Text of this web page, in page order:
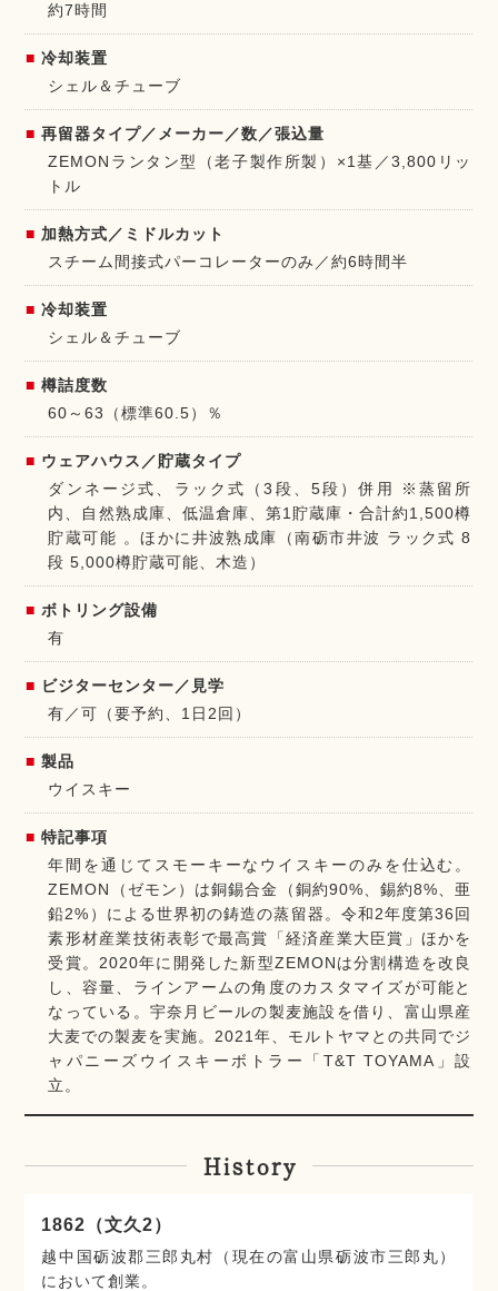
約7時間
冷却装置
シェル＆チューブ
再留器タイプ／メーカー／数／張込量
ZEMONランタン型（老子製作所製）×1基／3,800リッ
トル
加熱方式／ミドルカット
スチーム間接式パーコレーターのみ／約6時間半
冷却装置
シェル＆チューブ
樽詰度数
60～63（標準60.5）％
ウェアハウス／貯蔵タイプ
ダンネージ式、ラック式（3段、5段）併用 ※蒸留所
内、自然熟成庫、低温倉庫、第1貯蔵庫・合計約1,500樽
貯蔵可能 。ほかに井波熟成庫（南砺市井波 ラック式 8
段 5,000樽貯蔵可能、木造）
ボトリング設備
有
ビジターセンター／見学
有／可（要予約、1日2回）
製品
ウイスキー
特記事項
年間を通じてスモーキーなウイスキーのみを仕込む。
ZEMON（ゼモン）は銅錫合金（銅約90%、錫約8%、亜
鉛2%）による世界初の鋳造の蒸留器。令和2年度第36回
素形材産業技術表彰で最高賞「経済産業大臣賞」ほかを
受賞。2020年に開発した新型ZEMONは分割構造を改良
し、容量、ラインアームの角度のカスタマイズが可能と
なっている。宇奈月ビールの製麦施設を借り、富山県産
大麦での製麦を実施。2021年、モルトヤマとの共同でジ
ャパニーズウイスキーボトラー「T&T TOYAMA」設
立。
History
1862（文久2）
越中国砺波郡三郎丸村（現在の富山県砺波市三郎丸）
において創業。